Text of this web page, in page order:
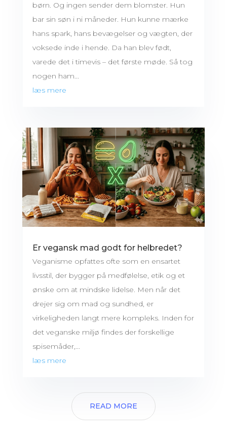
børn. Og ingen sender dem blomster. Hun
bar sin søn i ni måneder. Hun kunne mærke
hans spark, hans bevægelser og vægten, der
voksede inde i hende. Da han blev født,
varede det i timevis – det første møde. Så tog
nogen ham...
læs mere
Er vegansk mad godt for helbredet?
Veganisme opfattes ofte som en ensartet
livsstil, der bygger på medfølelse, etik og et
ønske om at mindske lidelse. Men når det
drejer sig om mad og sundhed, er
virkeligheden langt mere kompleks. Inden for
det veganske miljø findes der forskellige
spisemåder,...
læs mere
READ MORE